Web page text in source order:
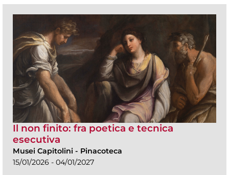
Il non finito: fra poetica e tecnica
esecutiva
Musei Capitolini - Pinacoteca
15/01/2026 - 04/01/2027